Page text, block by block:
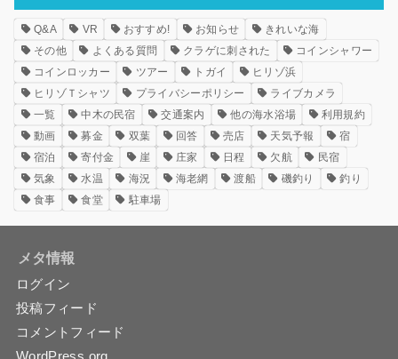
Q&A VR おすすめ! お知らせ
きれいな海
その他
よくある質問 クラゲに刺された
コインシャワー
コインロッカー
ツアー トガイ
ヒリゾ浜
ヒリゾＴシャツ
プライバシーポリシー
ライブカメラ
一覧
中木の民宿 交通案内 他の海水浴場
利用規約
動画
募金 双葉 回答 売店 天気予報
宿
宿泊
寄付金 崖 庄家 日程 欠航
民宿
気象
水温 海況 海老網 渡船 磯釣り
釣り
食事
食堂 駐車場
メタ情報
ログイン
投稿フィード
コメントフィード